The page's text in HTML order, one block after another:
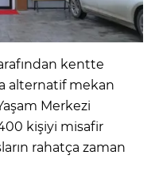
kentte
alternatif mekan
Merkezi
kişiyi misafir
rahatça zaman